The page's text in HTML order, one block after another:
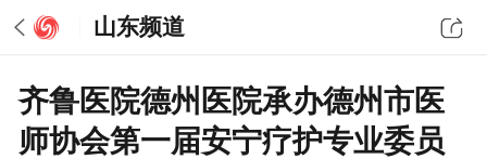
山东频道
齐鲁医院德州医院承办德州市医
师协会第一届安宁疗护专业委员